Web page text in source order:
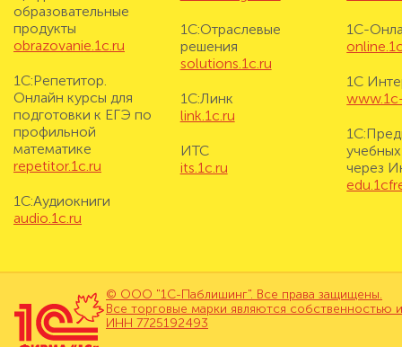
образовательные
продукты
obrazovanie.1c.ru
1С:Репетитор.
Онлайн курсы для
подготовки к ЕГЭ по
профильной
математике
repetitor.1c.ru
1С:Аудиокниги
audio.1c.ru
1С:Отраслевые
решения
solutions.1c.ru
1С:Линк
link.1c.ru
ИТС
its.1c.ru
1С-
1С
через
© ООО "1С-Паблишинг". Все права защищены.
Все торговые марки являются собственностью
ИНН 7725192493